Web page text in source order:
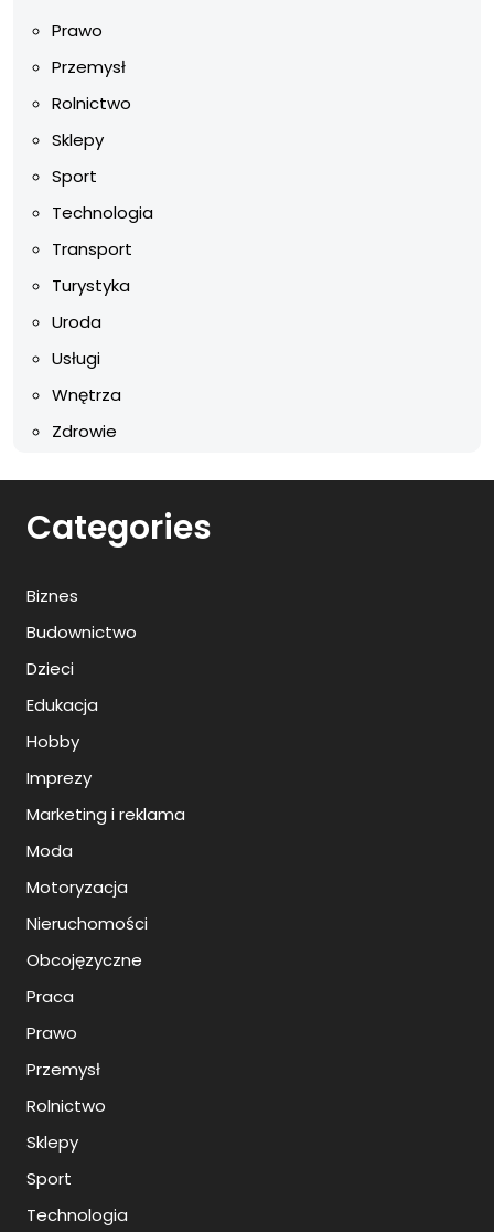
Prawo
Przemysł
Rolnictwo
Sklepy
Sport
Technologia
Transport
Turystyka
Uroda
Usługi
Wnętrza
Zdrowie
Categories
Biznes
Budownictwo
Dzieci
Edukacja
Hobby
Imprezy
Marketing i reklama
Moda
Motoryzacja
Nieruchomości
Obcojęzyczne
Praca
Prawo
Przemysł
Rolnictwo
Sklepy
Sport
Technologia